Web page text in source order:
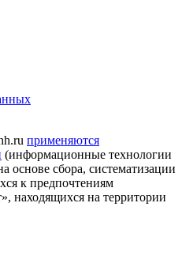
применяются
(информационные технологии
основе сбора, систематизации
к предпочтениям
находящихся на территории